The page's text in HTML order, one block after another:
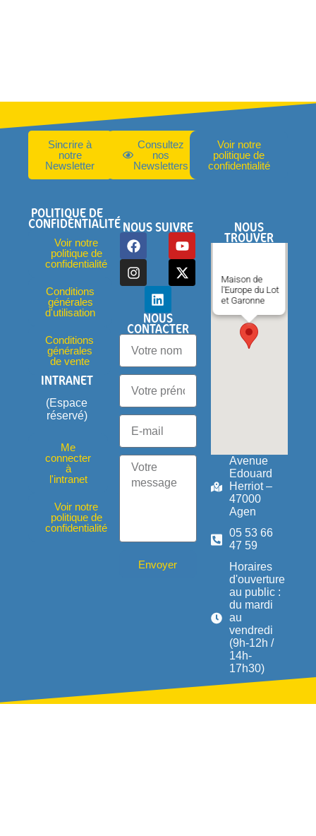
Sincrire à
notre
Newsletter
Consultez
nos
Newsletters
Voir notre
politique de
confidentialité
POLITIQUE DE
CONFIDENTIALITÉ
Voir notre
politique de
confidentialité
Conditions
générales
d'utilisation
Conditions
générales
de vente
INTRANET
(Espace
réservé)
Me
connecter
à
l'intranet
Voir notre
politique de
confidentialité
NOUS SUIVRE
NOUS
CONTACTER
Envoyer
NOUS
TROUVER
Maison de
l'Europe du Lot
et Garonne
Avenue
Edouard
Herriot –
47000
Agen
05 53 66
47 59
Horaires
d'ouverture
au public :
du mardi
au
vendredi
(9h-12h /
14h-
17h30)